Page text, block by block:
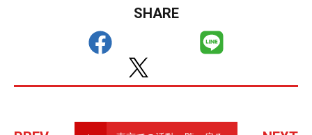
SHARE